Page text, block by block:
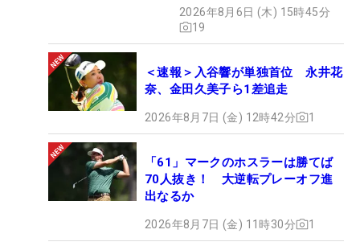
2026年8月6日 (木) 15時45分
19
＜速報＞入谷響が単独首位 永井花
奈、金田久美子ら1差追走
2026年8月7日 (金) 12時42分 1
「61」マークのホスラーは勝てば
70人抜き！ 大逆転プレーオフ進
出なるか
2026年8月7日 (金) 11時30分 1